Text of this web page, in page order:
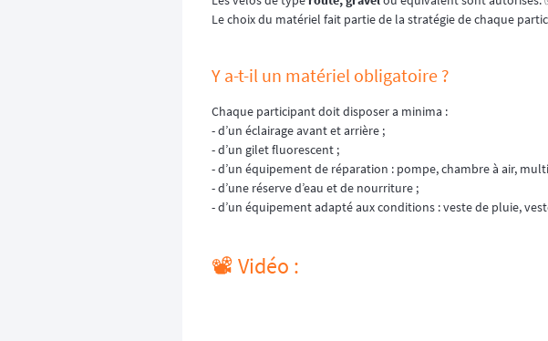
Le choix du matériel fait partie de la stratégie de chaque
Y a-t-il un matériel obligatoire ?
Chaque participant doit disposer a minima :
- d’un éclairage avant et arrière ;
- d’un gilet fluorescent ;
- d’un équipement de réparation : pompe, chambre à air,
- d’une réserve d’eau et de nourriture ;
- d’un équipement adapté aux conditions : veste de pluie,
📽️ Vidéo :